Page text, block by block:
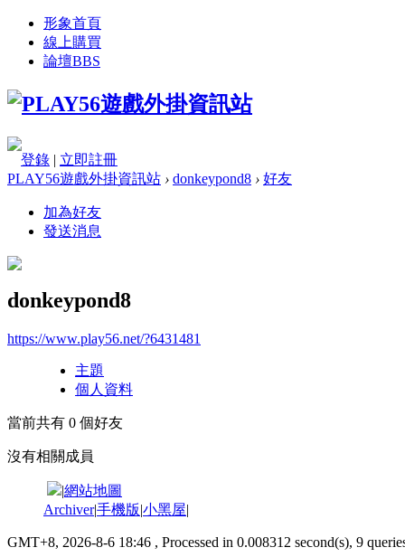
形象首頁
線上購買
論壇BBS
登錄 | 立即註冊
PLAY56遊戲外掛資訊站 › donkeypond8 › 好友
加為好友
發送消息
donkeypond8
https://www.play56.net/?6431481
主題
個人資料
當前共有 0 個好友
沒有相關成員
|網站地圖
Archiver|手機版|小黑屋|
GMT+8, 2026-8-6 18:46 , Processed in 0.008312 second(s), 9